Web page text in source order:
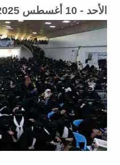
الأحد - 10 أغسطس 2025 - الساعة 02:50 ص